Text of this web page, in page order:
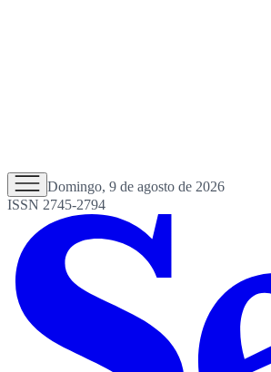
Domingo, 9 de agosto de 2026
ISSN 2745-2794